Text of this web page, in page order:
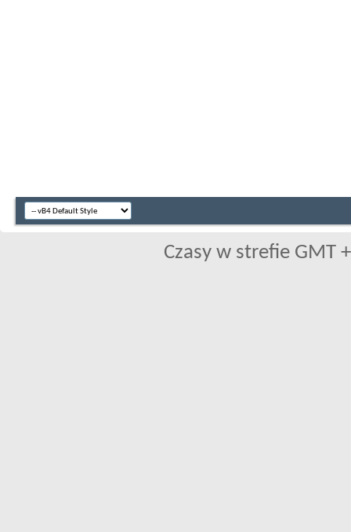
Czasy w strefie GMT